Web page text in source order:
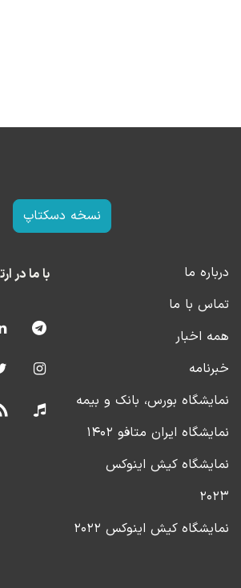
نسخه دسکتاپ
درباره ما
تماس با ما
همه اخبار
خبرنامه
نمایشگاه بورس، بانک و بیمه
نمایشگاه ایران متافو ۱۴۰۲
نمایشگاه کیش اینوکس
۲۰۲۳
نمایشگاه کیش اینوکس ۲۰۲۲
با ما در